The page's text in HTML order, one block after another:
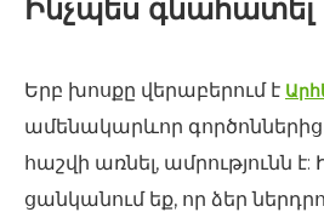
Ինչպես գնահատել
Երբ խոսքը վերաբերում է
ամենակարևոր
հաշվի առնել, ամրությունն է:
ցանկանում եք, որ ձեր